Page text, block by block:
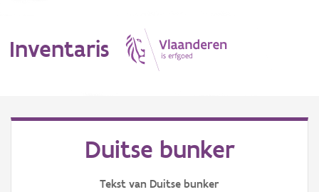
Inventaris
Duitse bunker
Tekst van Duitse bunker